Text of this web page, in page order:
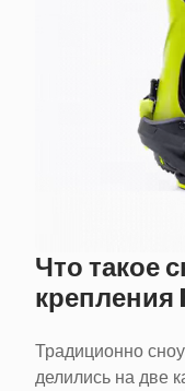
Что такое
Традиционно
делились на две